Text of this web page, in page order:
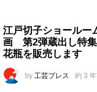
江戸切子ショール
画 第2弾蔵出し特
花瓶を販売します
by 工芸プレス 約 3